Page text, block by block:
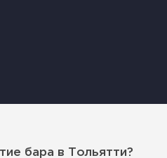
бара в Тольятти?